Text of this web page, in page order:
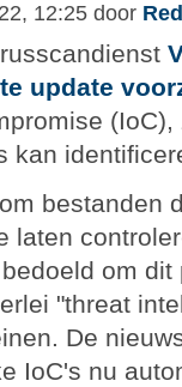
12:25 door
update
kan
bestanden
laten
om
"threat
De
IoC's nu